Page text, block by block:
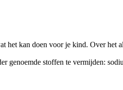
het kan doen voor je kind. Over
genoemde stoffen te vermijden: